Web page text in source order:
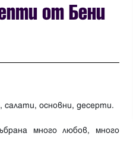
от Бени
основни, десерти.
много любов, много